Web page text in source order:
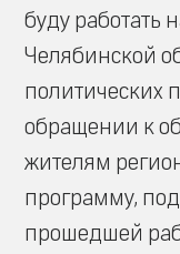
буду работать
Челябинской
политических
обращении к
жителям
программу,
прошедшей